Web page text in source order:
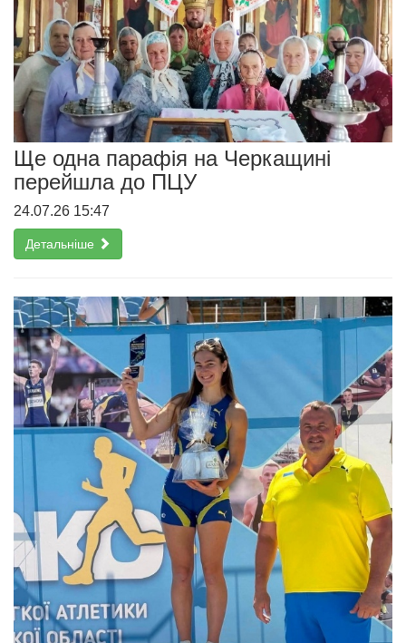
Ще одна парафія на Черкащині
перейшла до ПЦУ
24.07.26 15:47
Детальніше